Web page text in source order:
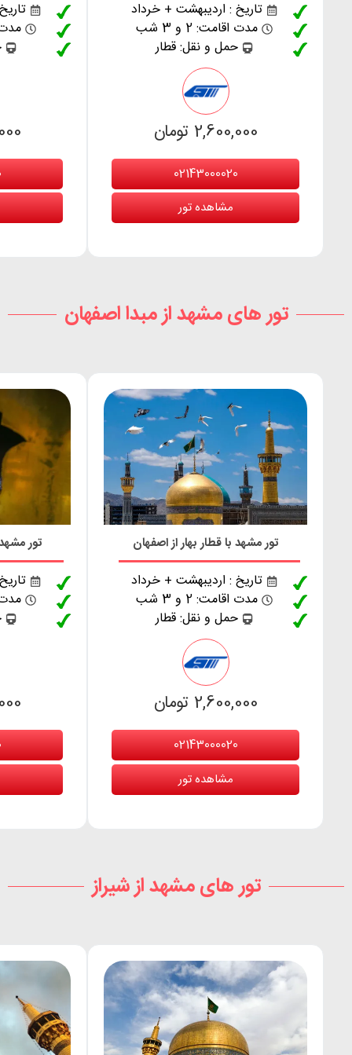
تاریخ : اردیبهشت + خرداد
مدت اقامت: 2 و 3 شب
حمل و نقل: قطار
2,600,000 تومان
02143000020
مشاهده تور
مدت
تور های مشهد از مبدا اصفهان
تور مشهد با قطار بهار از اصفهان
تاریخ : اردیبهشت + خرداد
مدت اقامت: 2 و 3 شب
حمل و نقل: قطار
2,600,000 تومان
02143000020
مشاهده تور
تور
مدت
تور های مشهد از شیراز